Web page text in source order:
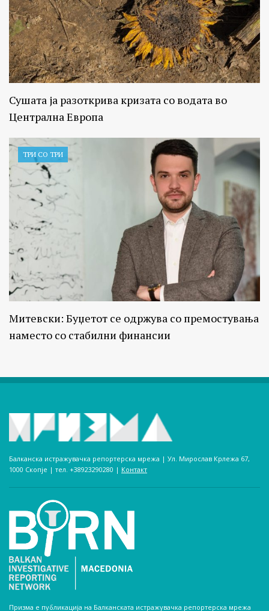
Сушата ја разоткрива кризата со водата во
Централна Европа
ТРИ СО ТРИ
Митевски: Буџетот се одржува со премостувања
наместо со стабилни финансии
Балканска истражувачка репортерска мрежа | Ул. Мирослав Крлежа 67,
1000 Скопје | тел. +38923290280­ | Контакт
Призма е публикација на Балканската истражувачка репортерска мрежа